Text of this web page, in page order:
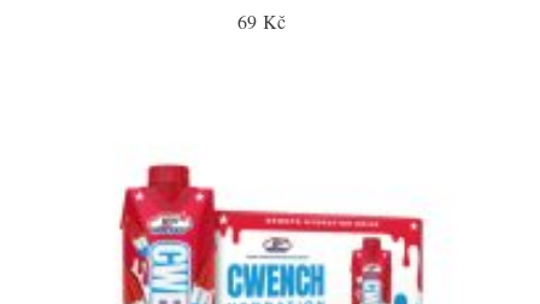
69 Kč